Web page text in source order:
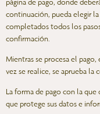
continuación, pueda elegir
completados todos los
confirmación.
Mientras se procesa el pago,
vez se realice, se aprueba la
La forma de pago con la
que protege sus datos e